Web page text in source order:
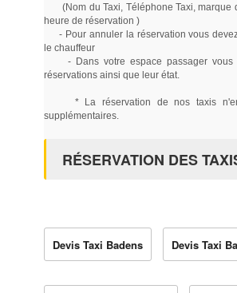
(Nom du Taxi, Téléphone Taxi, marque
heure de réservation )
- Pour annuler la réservation vous
le chauffeur
- Dans votre espace passager vous
réservations ainsi que leur état.
* La réservation de nos taxis
supplémentaires.
RÉSERVATION DES
Devis Taxi Badens Devis Taxi